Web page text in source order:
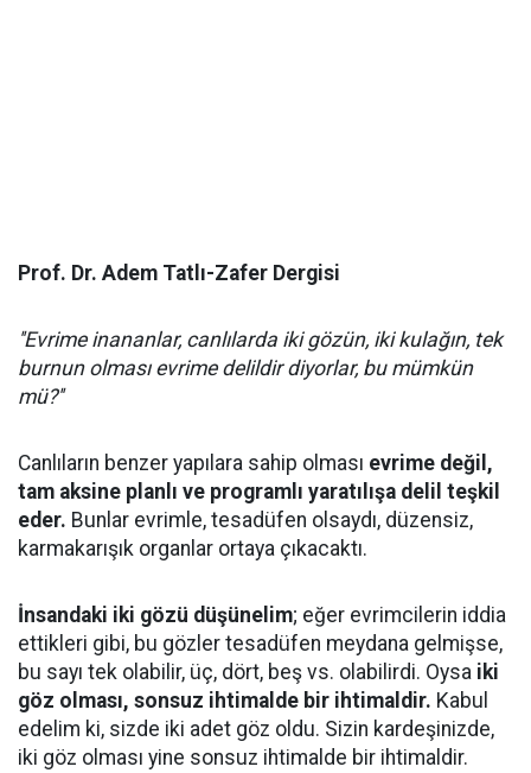
Prof. Dr. Adem Tatlı-Zafer Dergisi
''Evrime inananlar, canlılarda iki gözün, iki kulağın, tek
burnun olması evrime delildir diyorlar, bu mümkün
mü?''
Canlıların benzer yapılara sahip olması evrime değil,
tam aksine planlı ve programlı yaratılışa delil teşkil
eder. Bunlar evrimle, tesadüfen olsaydı, düzensiz,
karmakarışık organlar ortaya çıkacaktı.
İnsandaki iki gözü düşünelim; eğer evrimcilerin iddia
ettikleri gibi, bu gözler tesadüfen meydana gelmişse,
bu sayı tek olabilir, üç, dört, beş vs. olabilirdi. Oysa iki
göz olması, sonsuz ihtimalde bir ihtimaldir. Kabul
edelim ki, sizde iki adet göz oldu. Sizin kardeşinizde,
iki göz olması yine sonsuz ihtimalde bir ihtimaldir.